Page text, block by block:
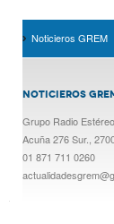
Noticieros GREM
NOTICIEROS
Grupo Radio
Acuña 276 Sur.,
01 871 711 0260